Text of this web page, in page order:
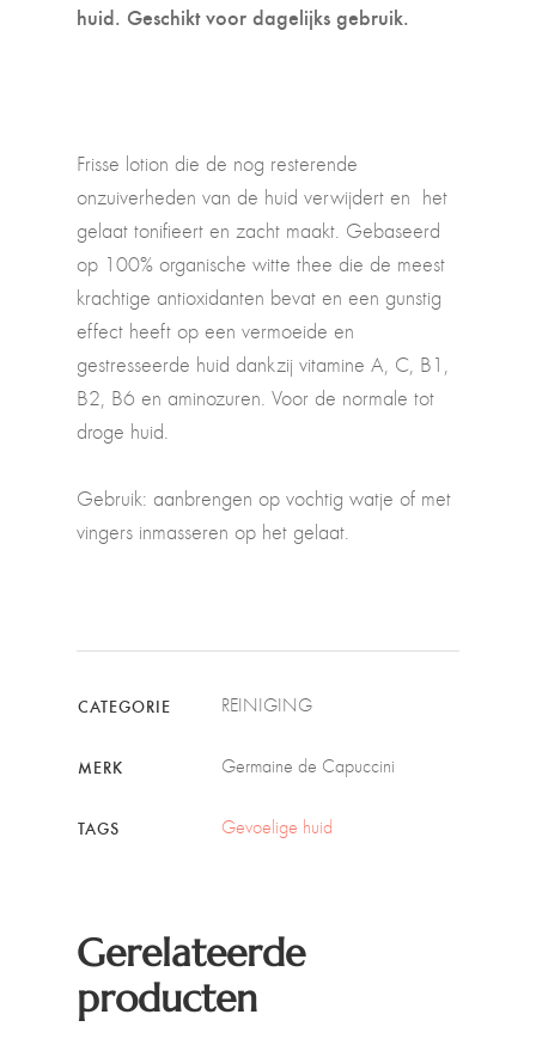
huid. Geschikt voor dagelijks gebruik.
Frisse lotion die de nog resterende
onzuiverheden van de huid verwijdert en het
gelaat tonifieert en zacht maakt. Gebaseerd
op 100% organische witte thee die de meest
krachtige antioxidanten bevat en een gunstig
effect heeft op een vermoeide en
gestresseerde huid dankzij vitamine A, C, B1,
B2, B6 en aminozuren. Voor de normale tot
droge huid.
Gebruik: aanbrengen op vochtig watje of met
vingers inmasseren op het gelaat.
CATEGORIE REINIGING
MERK Germaine de Capuccini
TAGS Gevoelige huid
Gerelateerde
producten